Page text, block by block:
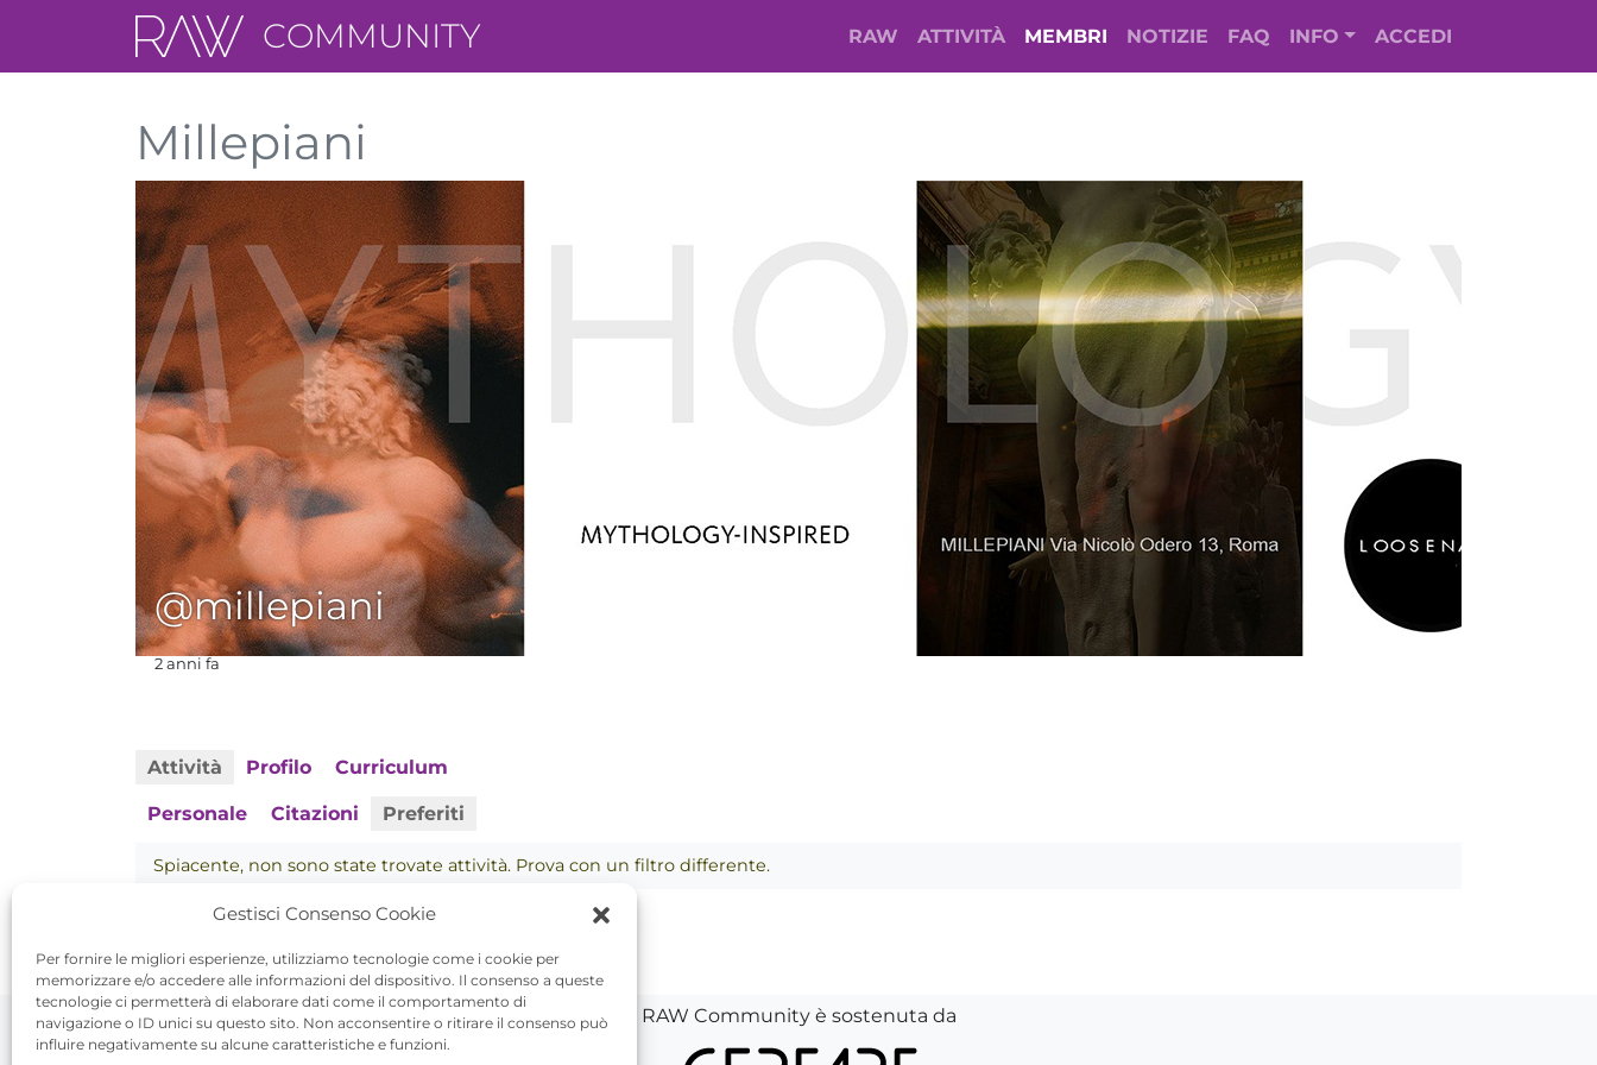
Gestisci Consenso Cookie
Per fornire le migliori esperienze, utilizziamo tecnologie come i cookie per
memorizzare e/o accedere alle informazioni del dispositivo. Il consenso a queste
tecnologie ci permetterà di elaborare dati come il comportamento di
navigazione o ID unici su questo sito. Non acconsentire o ritirare il consenso può
influire negativamente su alcune caratteristiche e funzioni.
COMMUNITY RAW ATTIVITÀ MEMBRI NOTIZIE FAQ INFO ACCEDI
Millepiani
@millepiani
2 anni fa
Attività Profilo Curriculum
Personale Citazioni Preferiti
Spiacente, non sono state trovate attività. Prova con un filtro differente.
RAW Community è sostenuta da